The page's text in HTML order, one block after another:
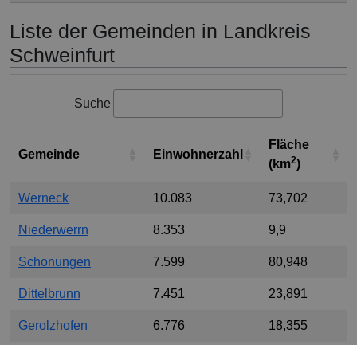
Liste der Gemeinden in Landkreis
Schweinfurt
Suche
Gemeinde Einwohnerzahl
Fläche
(km2)
Werneck 10.083 73,702
Niederwerrn 8.353 9,9
Schonungen 7.599 80,948
Dittelbrunn 7.451 23,891
Gerolzhofen 6.776 18,355